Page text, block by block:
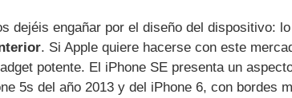
dejéis engañar por el diseño del dispositivo: lo
. Si Apple quiere hacerse con este
potente. El iPhone SE presenta un
5s del año 2013 y del iPhone 6, con bordes